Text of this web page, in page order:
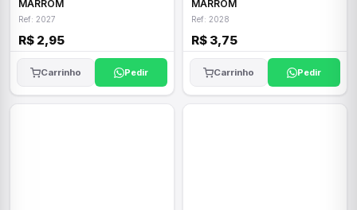
MARROM
Ref: 2027
R$ 2,95
Carrinho Pedir
MARROM
Ref: 2028
R$ 3,75
Carrinho Pedir